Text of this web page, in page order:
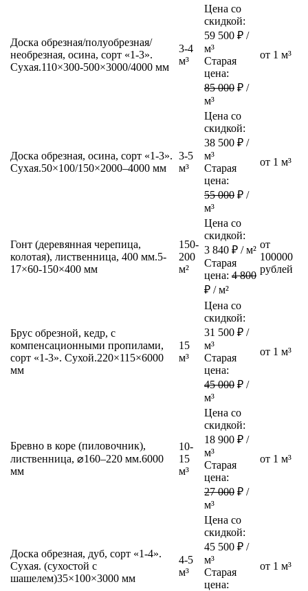
Доска обрезная/полуобрезная/
необрезная, осина, сорт «1-3».
Сухая.110×300-500×3000/4000 мм
3-4
м³
Цена со
скидкой:
59 500 ₽ /
м³
Старая
цена:
85 000 ₽ /
м³
от 1 м³
Доска обрезная, осина, сорт «1-3».
Сухая.50×100/150×2000–4000 мм
3-5
м³
Цена со
скидкой:
38 500 ₽ /
м³
Старая
цена:
55 000 ₽ /
м³
от 1 м³
Гонт (деревянная черепица,
колотая), лиственница, 400 мм.5-
17×60-150×400 мм
150-
200
м²
Цена со
скидкой:
3 840 ₽ /м²
Старая
цена: 4 800
₽ /м²
от
100000
рублей
Брус обрезной, кедр, с
компенсационными пропилами,
сорт «1-3». Сухой.220×115×6000
мм
15
м³
Цена со
скидкой:
31 500 ₽ /
м³
Старая
цена:
45 000 ₽ /
м³
от 1 м³
Бревно в коре (пиловочник),
лиственница, ⌀160–220 мм.6000
мм
10-
15
м³
Цена со
скидкой:
18 900 ₽ /
м³
Старая
цена:
27 000 ₽ /
м³
от 1 м³
Доска обрезная, дуб, сорт «1-4».
Сухая. (сухостой с
шашелем)35×100×3000 мм
4-5
м³
Цена со
скидкой:
45 500 ₽ /
м³
Старая
цена:
от 1 м³